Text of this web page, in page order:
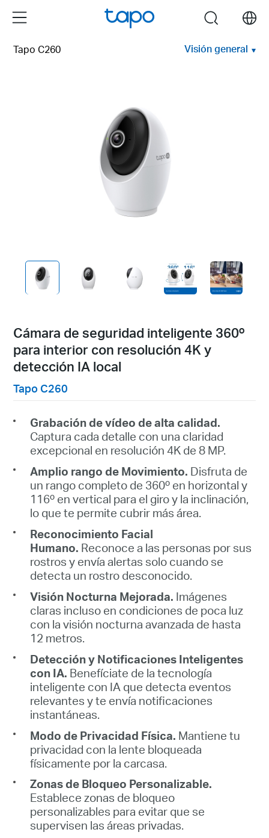
Menu search
Tapo C260 Visión general
Cámara de seguridad inteligente 360º
para interior con resolución 4K y
detección IA local
Tapo C260
Grabación de vídeo de alta calidad.
Captura cada detalle con una claridad
excepcional en resolución 4K de 8 MP.
Amplio rango de Movimiento. Disfruta de
un rango completo de 360º en horizontal y
116º en vertical para el giro y la inclinación,
lo que te permite cubrir más área.
Reconocimiento Facial
Humano. Reconoce a las personas por sus
rostros y envía alertas solo cuando se
detecta un rostro desconocido.
Visión Nocturna Mejorada. Imágenes
claras incluso en condiciones de poca luz
con la visión nocturna avanzada de hasta
12 metros.
Detección y Notificaciones Inteligentes
con IA. Benefíciate de la tecnología
inteligente con IA que detecta eventos
relevantes y te envía notificaciones
instantáneas.
Modo de Privacidad Física. Mantiene tu
privacidad con la lente bloqueada
físicamente por la carcasa.
Zonas de Bloqueo Personalizable.
Establece zonas de bloqueo
personalizables para evitar que se
supervisen las áreas privadas.